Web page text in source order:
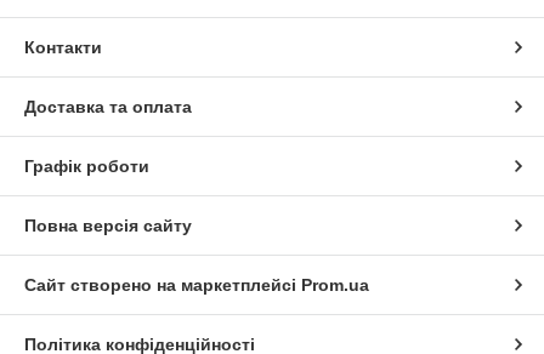
Контакти
Доставка та оплата
Графік роботи
Повна версія сайту
Сайт створено на маркетплейсі Prom.ua
Політика конфіденційності